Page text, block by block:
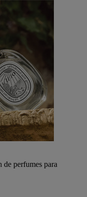
de perfumes para